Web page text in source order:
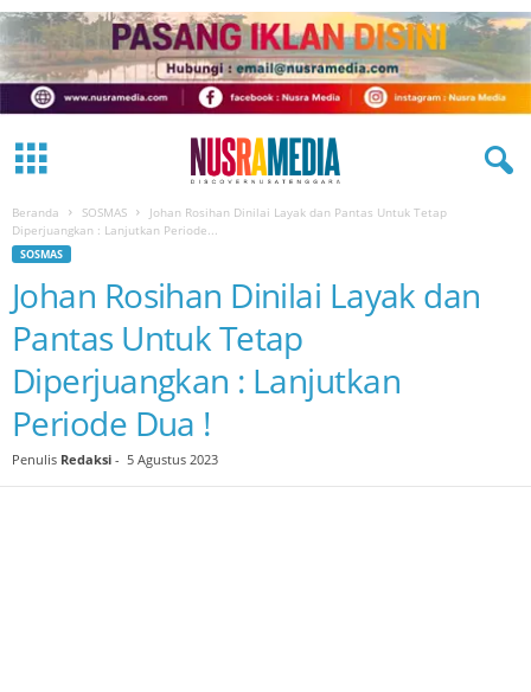
Beranda SOSMAS
Johan Rosihan Dinilai Layak dan Pantas Untuk Tetap
Diperjuangkan : Lanjutkan Periode...
SOSMAS
Johan Rosihan Dinilai Layak dan
Pantas Untuk Tetap
Diperjuangkan : Lanjutkan
Periode Dua !
Penulis Redaksi - 5 Agustus 2023